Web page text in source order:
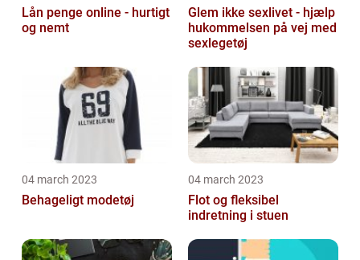
Lån penge online - hurtigt
og nemt
Glem ikke sexlivet - hjælp
hukommelsen på vej med
sexlegetøj
04 march 2023
Behageligt modetøj
04 march 2023
Flot og fleksibel
indretning i stuen